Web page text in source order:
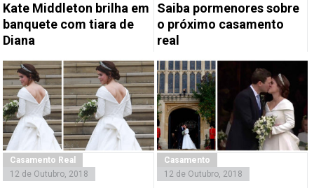
Kate Middleton brilha em
banquete com tiara de
Diana
Saiba pormenores sobre
o próximo casamento
real
Casamento Real
12 de Outubro, 2018
Casamento
12 de Outubro, 2018